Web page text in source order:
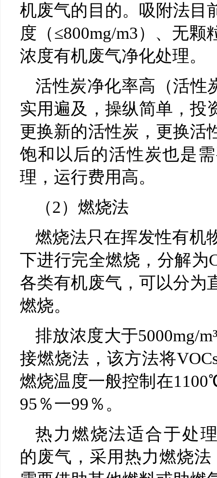
机废气的目的。吸附法目
度（≤800mg/m3）、无
浓度有机废气净化处理。
活性炭净化率高（活性
实用遍及，操纵简单，投
更换新的活性炭，更换活
饱和以后的活性炭也是
理，运行费用高。
（2）燃烧法
燃烧法只在挥发性有机
下进行完全燃烧，分解为
各类有机废气，可以分为
燃烧。
排放浓度大于5000mg/
接燃烧法，该方法将
燃烧温度一般控制在
95％一99％。
热力燃烧法适合于处
的废气，采用热力燃烧